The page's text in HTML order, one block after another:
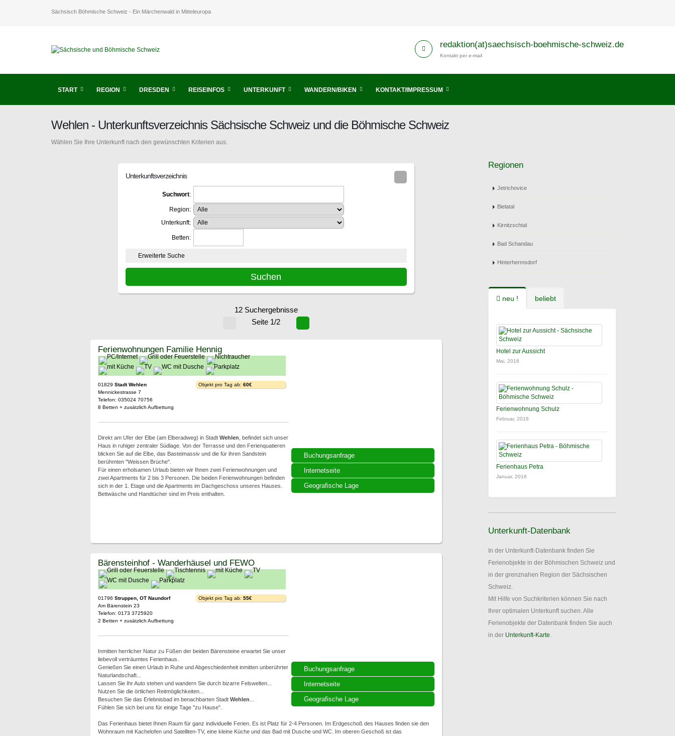
Sächsisch Böhmische Schweiz - Ein Märchenwald in Mitteleuropa
redaktion(at)saechsisch-boehmische-schweiz.de
Kontakt per e-mail
START REGION DRESDEN REISEINFOS UNTERKUNFT WANDERN/BIKEN KONTAKT/IMPRESSUM
Wehlen - Unterkunftsverzeichnis Sächsische Schweiz und die Böhmische Schweiz
Wählen Sie Ihre Unterkunft nach den gewünschten Kriterien aus.
Unterkunftsverzeichnis
Suchwort:
Region:
Unterkunft:
Betten:
Erweiterte Suche
12 Suchergebnisse
Seite 1/2
Buchungsanfrage
Internetseite
Geografische Lage
Ferienwohnungen Familie Hennig
01829 Stadt Wehlen
Mennickestrasse 7
Telefon: 035024 70756
8 Betten + zusätzlich Aufbettung
Objekt pro Tag ab: 60€
Direkt am Ufer der Elbe (am Elberadweg) in Stadt Wehlen , befindet sich unser
Haus in ruhiger zentraler Südlage. Von der Terrasse und den Ferienquatieren
blicken Sie auf die Elbe, das Basteimassiv und die für ihren Sandstein
berühmten "Weissen Brüche".
Für einen erholsamen Urlaub bieten wir Ihnen zwei Ferienwohnungen und
zwei Apartments für 2 bis 3 Personen. Die beiden Ferienwohnungen befinden
sich in der 1. Etage und die Apartments im Dachgeschoss unseres Hauses.
Bettwäsche und Handtücher sind im Preis enthalten.
Buchungsanfrage
Internetseite
Geografische Lage
Bärensteinhof - Wanderhäusel und FEWO
01796 Struppen, OT Naundorf
Am Bärenstein 23
Telefon: 0173 3725920
2 Betten + zusätzlich Aufbettung
Objekt pro Tag ab: 55€
Inmitten herrlicher Natur zu Füßen der beiden Bärensteine erwartet Sie unser
liebevoll verträumtes Ferienhaus.
Genießen Sie einen Urlaub in Ruhe und Abgeschiedenheit inmitten unberührter
Naturlandschaft...
Lassen Sie Ihr Auto stehen und wandern Sie durch bizarre Felswelten...
Nutzen Sie die örtlichen Reitmöglichkeiten...
Besuchen Sie das Erlebnisbad im benachbarten Stadt Wehlen
Fühlen Sie sich bei uns für einige Tage "zu Hause".
Das Ferienhaus bietet Ihnen Raum für ganz individuelle Ferien. Es ist Platz für 2-4 Personen. Im Erdgeschoß des Hauses finden sie den
Wohnraum mit Kachelofen und Satelliten-TV, eine kleine Küche und das Bad mit Dusche und WC. Im oberen Geschoß ist das
Regionen
Jetrichovice
Bielatal
Kirnitzschtal
Bad Schandau
Hinterhermsdorf
neu ! beliebt
Hotel zur Aussicht
Mai, 2016
Ferienwohnung Schulz
Februar, 2016
Ferienhaus Petra
Januar, 2016
Unterkunft-Datenbank
In der Unterkunft-Datenbank finden Sie
Ferienobjekte in der Böhmischen Schweiz und
in der grenznahen Region der Sächsischen
Schweiz.
Mit Hilfe von Suchkriterien können Sie nach
Ihrer optimalen Unterkunft suchen. Alle
Ferienobjekte der Datenbank finden Sie auch
in der Unterkunft-Karte.